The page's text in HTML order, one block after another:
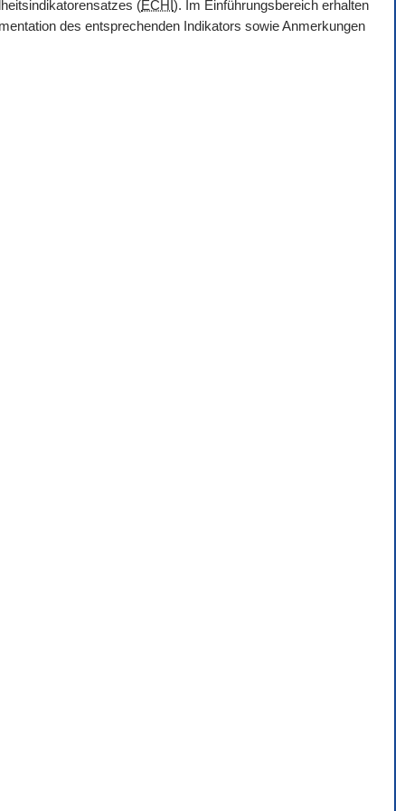
(ECHI). Im Einführungsbereich erhalten
des entsprechenden Indikators sowie Anmerkungen